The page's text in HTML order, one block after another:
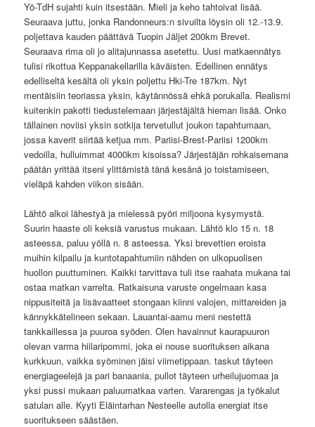
Yö-TdH sujahti kuin itsestään. Mieli ja keho tahtoivat lisää.
Seuraava juttu, jonka Randonneurs:n sivuilta löysin oli 12.-13.9.
poljettava kauden päättävä Tuopin Jäljet 200km Brevet.
Seuraava rima oli jo alitajunnassa asetettu. Uusi matkaennätys
tulisi rikottua Keppanakellarilla käväisten. Edellinen ennätys
edelliseltä kesältä oli yksin poljettu Hki-Tre 187km. Nyt
mentäisiin teoriassa yksin, käytännössä ehkä porukalla. Realismi
kuitenkin pakotti tiedustelemaan järjestäjältä hieman lisää. Onko
tällainen noviisi yksin sotkija tervetullut joukon tapahtumaan,
jossa kaverit siirtää ketjua mm. Pariisi-Brest-Pariisi 1200km
vedoilla, hulluimmat 4000km kisoissa? Järjestäjän rohkaisemana
päätän yrittää itseni ylittämistä tänä kesänä jo toistamiseen,
vieläpä kahden viikon sisään.
Lähtö alkoi lähestyä ja mielessä pyöri miljoona kysymystä.
Suurin haaste oli keksiä varustus mukaan. Lähtö klo 15 n. 18
asteessa, paluu yöllä n. 8 asteessa. Yksi brevettien eroista
muihin kilpailu ja kuntotapahtumiin nähden on ulkopuolisen
huollon puuttuminen. Kaikki tarvittava tuli itse raahata mukana tai
ostaa matkan varrelta. Ratkaisuna varuste ongelmaan kasa
nippusiteitä ja lisävaatteet stongaan kiinni valojen, mittareiden ja
kännykkätelineen sekaan. Lauantai-aamu meni nestettä
tankkaillessa ja puuroa syöden. Olen havainnut kaurapuuron
olevan varma hiilaripommi, joka ei nouse suorituksen aikana
kurkkuun, vaikka syöminen jäisi viimetippaan. taskut täyteen
energiageelejä ja pari banaania, pullot täyteen urheilujuomaa ja
yksi pussi mukaan paluumatkaa varten. Vararengas ja työkalut
satulan alle. Kyyti Eläintarhan Nesteelle autolla energiat itse
suoritukseen säästäen.